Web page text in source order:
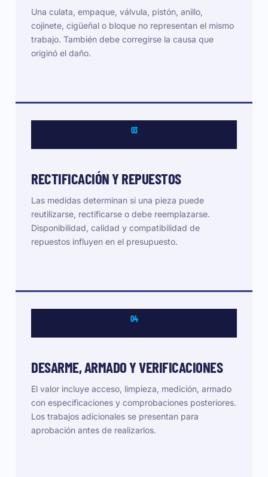
Una culata, empaque, válvula, pistón, anillo,
cojinete, cigüeñal o bloque no representan el mismo
trabajo. También debe corregirse la causa que
originó el daño.
03
RECTIFICACIÓN Y REPUESTOS
Las medidas determinan si una pieza puede
reutilizarse, rectificarse o debe reemplazarse.
Disponibilidad, calidad y compatibilidad de
repuestos influyen en el presupuesto.
04
DESARME, ARMADO Y VERIFICACIONES
El valor incluye acceso, limpieza, medición, armado
con especificaciones y comprobaciones posteriores.
Los trabajos adicionales se presentan para
aprobación antes de realizarlos.